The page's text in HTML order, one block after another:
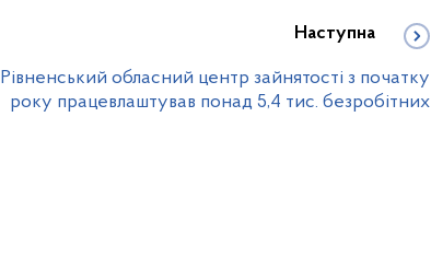
Наступна
Рівненський обласний центр зайнятості з початку
року працевлаштував понад 5,4 тис. безробітних